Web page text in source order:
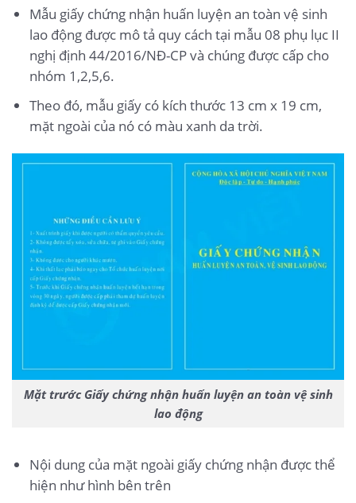
Mẫu giấy chứng nhận huấn luyện an toàn vệ sinh
lao động được mô tả quy cách tại mẫu 08 phụ lục II
nghị định 44/2016/NĐ-CP và chúng được cấp cho
nhóm 1,2,5,6.
Theo đó, mẫu giấy có kích thước 13 cm x 19 cm,
mặt ngoài của nó có màu xanh da trời.
Mặt trước Giấy chứng nhận huấn luyện an toàn vệ sinh
lao động
Nội dung của mặt ngoài giấy chứng nhận được thể
hiện như hình bên trên